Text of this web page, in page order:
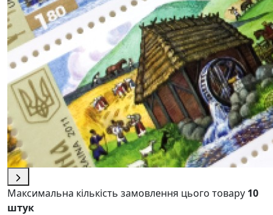
Максимальна кількість замовлення цього товару 10
штук